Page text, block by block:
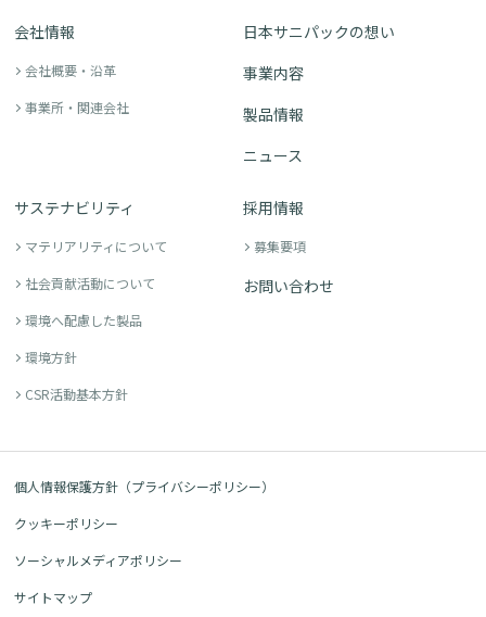
会社情報
会社概要・沿革
事業所・関連会社
日本サニパックの想い
事業内容
製品情報
ニュース
サステナビリティ
マテリアリティについて
社会貢献活動について
環境へ配慮した製品
環境方針
CSR活動基本方針
採用情報
募集要項
お問い合わせ
個人情報保護方針（プライバシーポリシー）
クッキーポリシー
ソーシャルメディアポリシー
サイトマップ